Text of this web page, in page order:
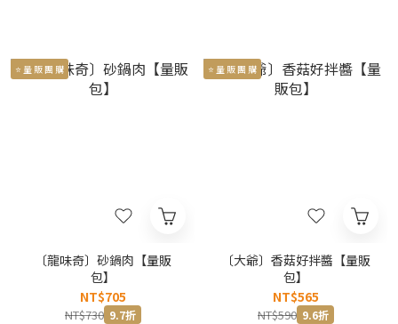
⭐ 量 販 團 購
〔龍味奇〕砂鍋肉【量販
包】
NT$705
NT$730 9.7折
⭐ 量 販 團 購
〔大爺〕香菇好拌醬【量販
包】
NT$565
NT$590 9.6折